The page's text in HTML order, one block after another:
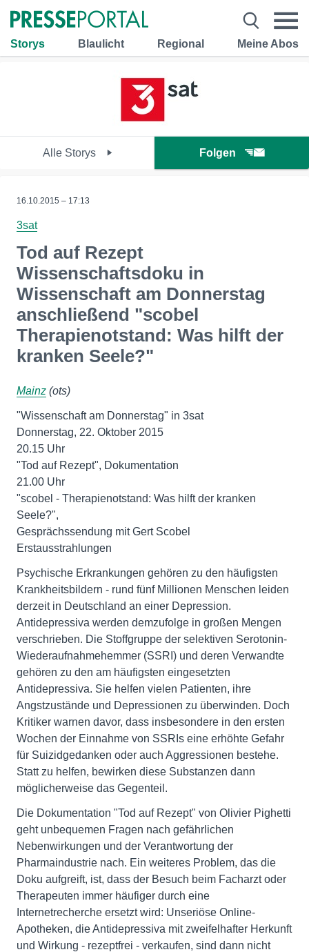
Storys Blaulicht Regional Meine Abos
Alle Storys Folgen
16.10.2015 – 17:13
3sat
Tod auf Rezept
Wissenschaftsdoku in
Wissenschaft am Donnerstag
anschließend "scobel
Therapienotstand: Was hilft der
kranken Seele?"
Mainz (ots)
"Wissenschaft am Donnerstag" in 3sat
Donnerstag, 22. Oktober 2015
20.15 Uhr
"Tod auf Rezept", Dokumentation
21.00 Uhr
"scobel - Therapienotstand: Was hilft der kranken
Seele?",
Gesprächssendung mit Gert Scobel
Psychische Erkrankungen gehören zu den häufigsten
Krankheitsbildern - rund fünf Millionen Menschen leiden
derzeit in Deutschland an einer Depression.
Antidepressiva werden demzufolge in großen Mengen
verschrieben. Die Stoffgruppe der selektiven Serotonin-
Wiederaufnahmehemmer (SSRI) und deren Verwandte
gehören zu den am häufigsten eingesetzten
Antidepressiva. Sie helfen vielen Patienten, ihre
Angstzustände und Depressionen zu überwinden. Doch
Kritiker warnen davor, dass insbesondere in den ersten
Wochen der Einnahme von SSRIs eine erhöhte Gefahr
für Suizidgedanken oder auch Aggressionen bestehe.
Statt zu helfen, bewirken diese Substanzen dann
möglicherweise das Gegenteil.
Die Dokumentation "Tod auf Rezept" von Olivier Pighetti
geht unbequemen Fragen nach gefährlichen
Nebenwirkungen und der Verantwortung der
Pharmaindustrie nach. Ein weiteres Problem, das die
Doku aufgreift, ist, dass der Besuch beim Facharzt oder
Therapeuten immer häufiger durch eine
Internetrecherche ersetzt wird: Unseriöse Online-
Apotheken, die Antidepressiva mit zweifelhafter Herkunft
und Wirkung - rezeptfrei - verkaufen, sind dann nicht